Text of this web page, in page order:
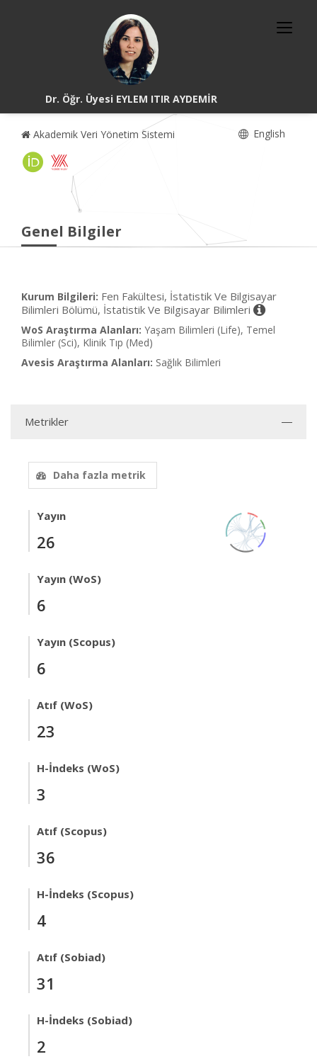
Dr. Öğr. Üyesi EYLEM ITIR AYDEMİR
Akademik Veri Yönetim Sistemi English
Genel Bilgiler
Kurum Bilgileri: Fen Fakültesi, İstatistik Ve Bilgisayar
Bilimleri Bölümü, İstatistik Ve Bilgisayar Bilimleri
WoS Araştırma Alanları: Yaşam Bilimleri (Life), Temel
Bilimler (Sci), Klinik Tıp (Med)
Avesis Araştırma Alanları: Sağlık Bilimleri
Metrikler
Daha fazla metrik
Yayın
26
Yayın (WoS)
6
Yayın (Scopus)
6
Atıf (WoS)
23
H-İndeks (WoS)
3
Atıf (Scopus)
36
H-İndeks (Scopus)
4
Atıf (Sobiad)
31
H-İndeks (Sobiad)
2